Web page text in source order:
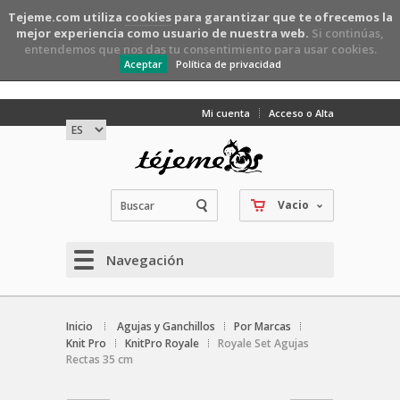
Tejeme.com utiliza cookiespara garantizar que te ofrecemos la
mejor experiencia como usuario de nuestra web. Si continúas,
entendemos que nos das tu consentimiento para usar cookies.
Aceptar Política de privacidad
Mi cuenta Acceso o Alta
Vacio
Navegación
Inicio Agujas y Ganchillos
Por Marcas
Knit Pro
KnitPro Royale
Royale Set Agujas
Rectas 35 cm